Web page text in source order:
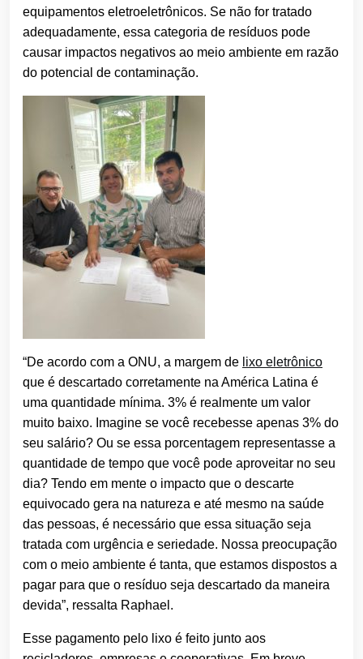
equipamentos eletroeletrônicos. Se não for tratado
adequadamente, essa categoria de resíduos pode
causar impactos negativos ao meio ambiente em razão
do potencial de contaminação.
“De acordo com a ONU, a margem de lixo eletrônico
que é descartado corretamente na América Latina é
uma quantidade mínima. 3% é realmente um valor
muito baixo. Imagine se você recebesse apenas 3% do
seu salário? Ou se essa porcentagem representasse a
quantidade de tempo que você pode aproveitar no seu
dia? Tendo em mente o impacto que o descarte
equivocado gera na natureza e até mesmo na saúde
das pessoas, é necessário que essa situação seja
tratada com urgência e seriedade. Nossa preocupação
com o meio ambiente é tanta, que estamos dispostos a
pagar para que o resíduo seja descartado da maneira
devida”, ressalta Raphael.
Esse pagamento pelo lixo é feito junto aos